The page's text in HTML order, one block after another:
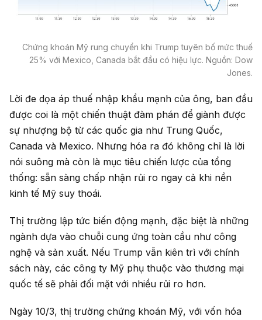
Chứng khoán Mỹ rung chuyển khi Trump tuyên bố mức thuế
25% với Mexico, Canada bắt đầu có hiệu lực. Nguồn: Dow
Jones.
Lời đe dọa áp thuế nhập khẩu mạnh của ông, ban đầu
được coi là một chiến thuật đàm phán để giành được
sự nhượng bộ từ các quốc gia như Trung Quốc,
Canada và Mexico. Nhưng hóa ra đó không chỉ là lời
nói suông mà còn là mục tiêu chiến lược của tổng
thống: sẵn sàng chấp nhận rủi ro ngay cả khi nền
kinh tế Mỹ suy thoái.
Thị trường lập tức biến động mạnh, đặc biệt là những
ngành dựa vào chuỗi cung ứng toàn cầu như công
nghệ và sản xuất. Nếu Trump vẫn kiên trì với chính
sách này, các công ty Mỹ phụ thuộc vào thương mại
quốc tế sẽ phải đối mặt với nhiều rủi ro hơn.
Ngày 10/3, thị trường chứng khoán Mỹ, với vốn hóa